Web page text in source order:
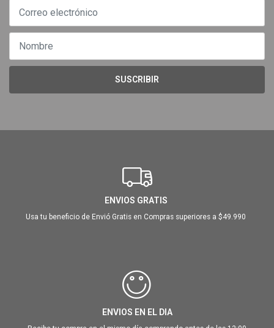
SUSCRIBIR
ENVIOS GRATIS
Usa tu beneficio de Envió Gratis en Compras superiores a $49.990
ENVIOS EN EL DIA